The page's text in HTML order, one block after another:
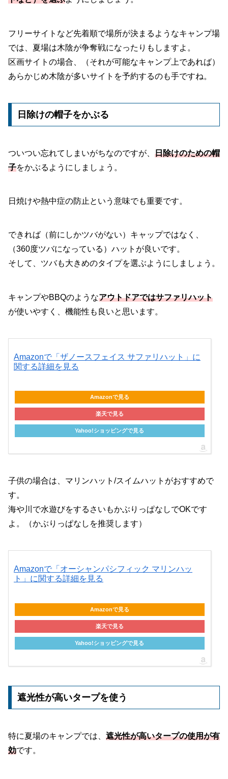
フリーサイトなど先着順で場所が決まるようなキャンプ場
では、夏場は木陰が争奪戦になったりもしますよ。
区画サイトの場合、（それが可能なキャンプ上であれば）
あらかじめ木陰が多いサイトを予約するのも手ですね。
日除けの帽子をかぶる
ついつい忘れてしまいがちなのですが、 日除けのための帽
子をかぶるようにしましょう。
日焼けや熱中症の防止という意味でも重要です。
できれば（前にしかツバがない）キャップではなく、
（360度ツバになっている）ハットが良いです。
そして、ツバも大きめのタイプを選ぶようにしましょう。
キャンプやBBQのようなアウトドアではサファリハット
が使いやすく、機能性も良いと思います。
Amazonで「ザノースフェイス サファリハット」に
関する詳細を見る
Amazonで見る
楽天で見る
Yahoo!ショッピングで見る
子供の場合は、マリンハット/スイムハットがおすすめで
す。
海や川で水遊びをするさいもかぶりっぱなしでOKです
よ。（かぶりっぱなしを推奨します）
Amazonで「オーシャンパシフィック マリンハッ
ト」に関する詳細を見る
Amazonで見る
楽天で見る
Yahoo!ショッピングで見る
遮光性が高いタープを使う
特に夏場のキャンプでは、 遮光性が高いタープの使用が有
効です。